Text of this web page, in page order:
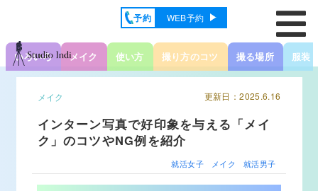
予約 WEB予約
いろいろ メイク 使い方 撮り方のコツ 撮る場所 服装
メイク 更新日：2025.6.16
インターン写真で好印象を与える「メイ
ク」のコツやNG例を紹介
就活女子 メイク 就活男子